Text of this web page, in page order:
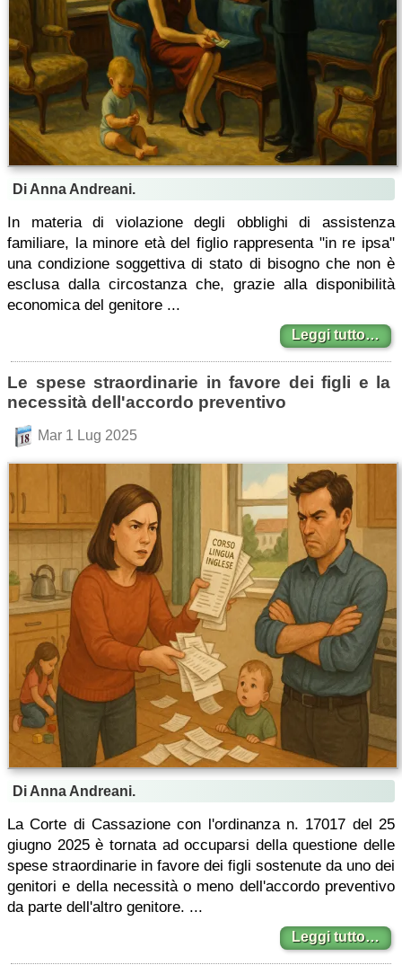
Di Anna Andreani.
In materia di violazione degli obblighi di assistenza
familiare, la minore età del figlio rappresenta "in re ipsa"
una condizione soggettiva di stato di bisogno che non è
esclusa dalla circostanza che, grazie alla disponibilità
economica del genitore ...
Leggi tutto…
Le spese straordinarie in favore dei figli e la
necessità dell'accordo preventivo
Mar 1 Lug 2025
Di Anna Andreani.
La Corte di Cassazione con l'ordinanza n. 17017 del 25
giugno 2025 è tornata ad occuparsi della questione delle
spese straordinarie in favore dei figli sostenute da uno dei
genitori e della necessità o meno dell'accordo preventivo
da parte dell'altro genitore. ...
Leggi tutto…